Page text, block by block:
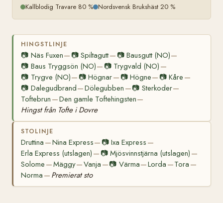
Kallblodig Travare 80 % Nordsvensk Brukshäst 20 %
HINGSTLINJE
📷 Näs Fuxen— 📷Spiltagutt— 📷 Bausgutt (NO)—
📷 Baus Tryggsön (NO)— 📷 Trygvald (NO) —
📷 Trygve (NO)— 📷Högnar— 📷 Högne— 📷 Kåre —
📷 Dalegudbrand—Dölegubben —📷 Sterkoder—
Toftebrun —Den gamle Toftehingsten—
Hingst från Tofte i Dovre
STOLINJE
Druttina —Nina Express— 📷Ixa Express —
Erla Express (utslagen) — 📷Mjösvinnstjärna (utslagen) —
Solome —Mäggy—Vanja —📷 Värma—Lorda —Tora —
Norma — Premierat sto